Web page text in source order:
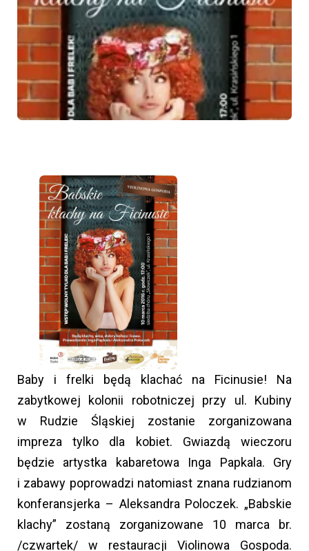
Baby i frelki będą klachać na Ficinusie! Na
zabytkowej kolonii robotniczej przy ul. Kubiny
w Rudzie Śląskiej zostanie zorganizowana
impreza tylko dla kobiet. Gwiazdą wieczoru
będzie artystka kabaretowa Inga Papkala. Gry
i zabawy poprowadzi natomiast znana rudzianom
konferansjerka – Aleksandra Poloczek. „Babskie
klachy” zostaną zorganizowane 10 marca br.
/czwartek/ w restauracji Violinowa Gospoda.